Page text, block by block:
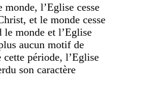
monde, l’Eglise cesse
et le monde cesse
le monde et l’Eglise
aucun motif de
période, l’Eglise
son caractère